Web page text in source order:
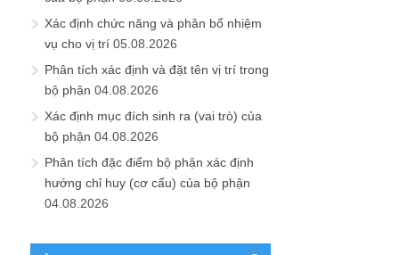
Xác định chức năng và phân bổ nhiệm
vụ cho vị trí 05.08.2026
Phân tích xác định và đặt tên vị trí trong
bộ phận 04.08.2026
Xác định mục đích sinh ra (vai trò) của
bộ phận 04.08.2026
Phân tích đặc điểm bộ phận xác định
hướng chỉ huy (cơ cấu) của bộ phận
04.08.2026